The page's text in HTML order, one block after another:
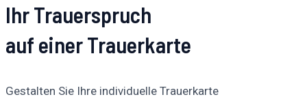
Ihr Trauerspruch
auf einer Trauerkarte
Gestalten Sie Ihre individuelle Trauerkarte